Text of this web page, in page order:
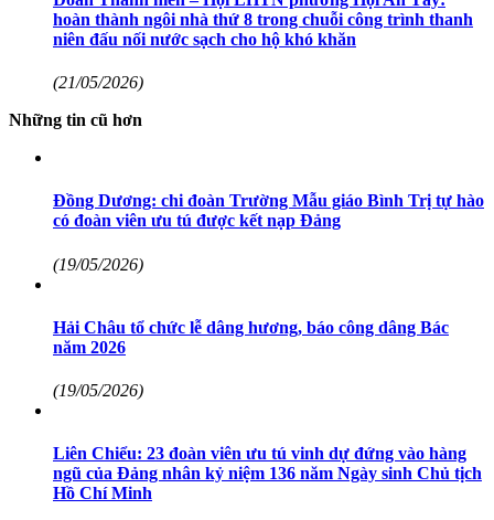
hoàn thành ngôi nhà thứ 8 trong chuỗi công trình thanh
niên đấu nối nước sạch cho hộ khó khăn
(21/05/2026)
Những tin cũ hơn
Đồng Dương: chi đoàn Trường Mẫu giáo Bình Trị tự hào
có đoàn viên ưu tú được kết nạp Đảng
(19/05/2026)
Hải Châu tổ chức lễ dâng hương, báo công dâng Bác
năm 2026
(19/05/2026)
Liên Chiểu: 23 đoàn viên ưu tú vinh dự đứng vào hàng
ngũ của Đảng nhân kỷ niệm 136 năm Ngày sinh Chủ tịch
Hồ Chí Minh